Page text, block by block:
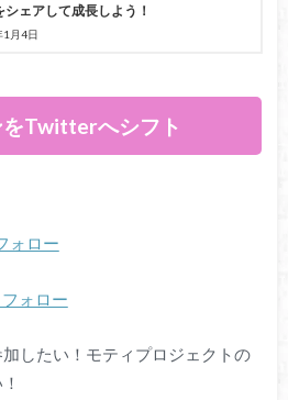
シェアして成長しよう！
月4日
Twitterへシフト
ォロー
ォロー
したい！モティプロジェクトの